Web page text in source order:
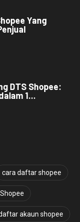
Yang
DTS Shopee:
1...
cara daftar shopee
akaun shopee